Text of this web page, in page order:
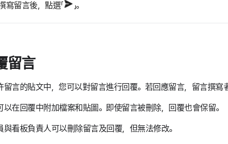
寫留言後，點選「 」。
留言
留言的貼文中，您可以對留言進行回覆。若回應留言，留言撰寫
以在回覆中附加檔案和貼圖。即使留言被刪除，回覆也會保留。
與看板負責人可以刪除留言及回覆，但無法修改。